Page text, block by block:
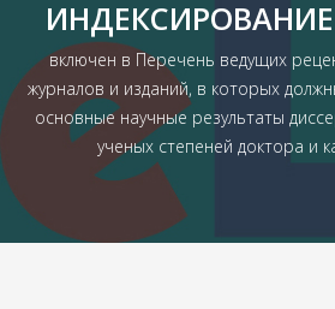
включен в Перечень ведущих
журналов и изданий, в которых
основные научные результаты
ученых степеней доктора и